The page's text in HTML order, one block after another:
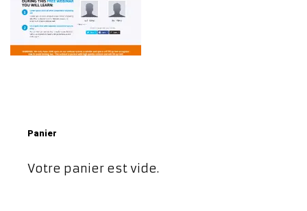
Panier
Votre panier est vide.